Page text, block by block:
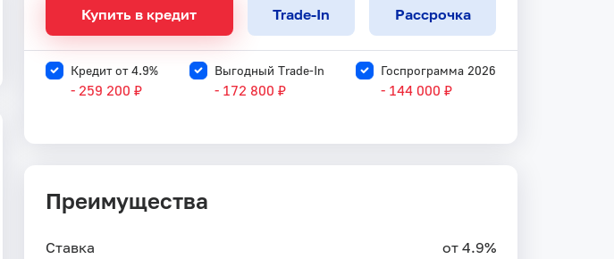
Купить в кредит Trade-In Рассрочка
Кредит от 4.9%
- 259 200 ₽
Выгодный Trade-In
- 172 800 ₽
Госпрограмма 2026
- 144 000 ₽
Преимущества
Ставка от 4.9%